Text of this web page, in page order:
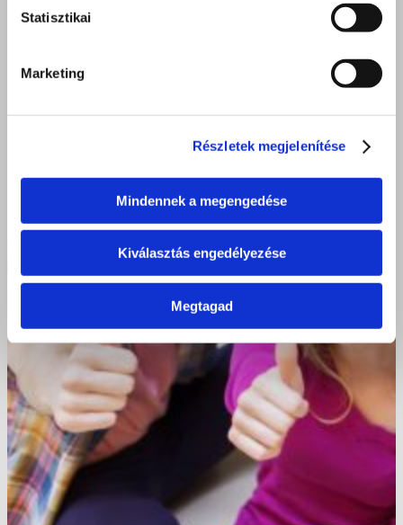
Statisztikai
Marketing
Részletek megjelenítése
Mindennek a megengedése
Kiválasztás engedélyezése
Megtagad